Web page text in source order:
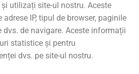
utilizați site-ul nostru. Aceste
IP, tipul de browser, paginile
de navigare. Aceste informații
statistice și pentru
dvs. pe site-ul nostru.